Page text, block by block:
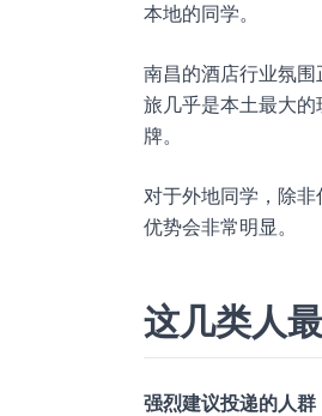
本地的同学。
南昌的酒店行业氛
旅几乎是本土最大
牌。
对于外地同学，除
优势会非常明显。
这几类人
强烈建议投递的人群